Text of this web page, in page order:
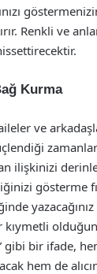
Renkli ve
Kurma
ve
ilişkinizi
gösterme
kıymetli
gibi bir ifade,
hem de